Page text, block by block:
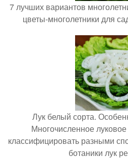
7 лучших вариантов
цветы-многолетники для
Лук белый сорта.
Многочисленное
классифицировать разными
ботаники лук